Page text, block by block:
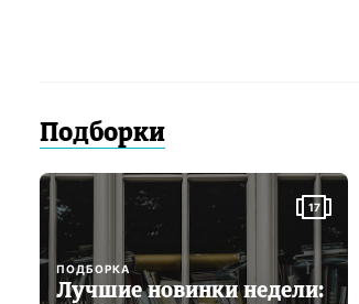
Подборки
17
ПОДБОРКА
Лучшие новинки недели: